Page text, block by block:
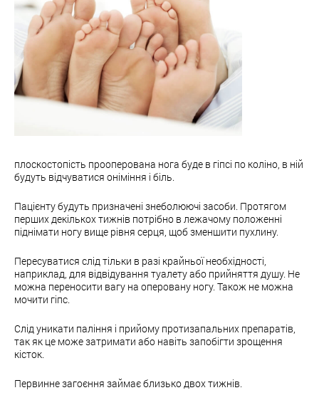
плоскостопість прооперована нога буде в гіпсі по коліно, в ній
будуть відчуватися оніміння і біль.
Пацієнту будуть призначені знеболюючі засоби. Протягом
перших декількох тижнів потрібно в лежачому положенні
піднімати ногу вище рівня серця, щоб зменшити пухлину.
Пересуватися слід тільки в разі крайньої необхідності,
наприклад, для відвідування туалету або прийняття душу. Не
можна переносити вагу на оперовану ногу. Також не можна
мочити гіпс.
Слід уникати паління і прийому протизапальних препаратів,
так як це може затримати або навіть запобігти зрощення
кісток.
Первинне загоєння займає близько двох тижнів.